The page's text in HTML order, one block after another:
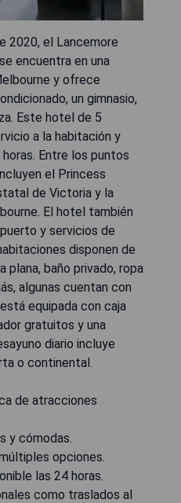
2020, el Lancemore
encuentra en una
y ofrece
un gimnasio,
Este hotel de 5
a la habitación y
Entre los puntos
el Princess
de Victoria y la
El hotel también
y servicios de
disponen de
baño privado, ropa
algunas cuentan con
equipada con caja
gratuitos y una
diario incluye
o continental.
de atracciones
y cómodas.
opciones.
las 24 horas.
como traslados al